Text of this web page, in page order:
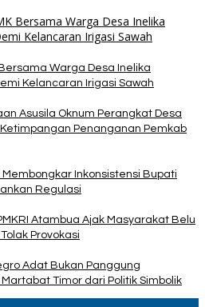
Warga Desa Inelika
Kelancaran Irigasi Sawah
Asusila Oknum Perangkat Desa
Ketimpangan Penanganan Pemkab
Membongkar Inkonsistensi Bupati
Regulasi
Atambua Ajak Masyarakat Belu
Provokasi
Adat Bukan Panggung
Timor dari Politik Simbolik